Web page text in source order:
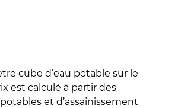
cube d’eau potable sur le
est calculé à partir des
et d’assainissement